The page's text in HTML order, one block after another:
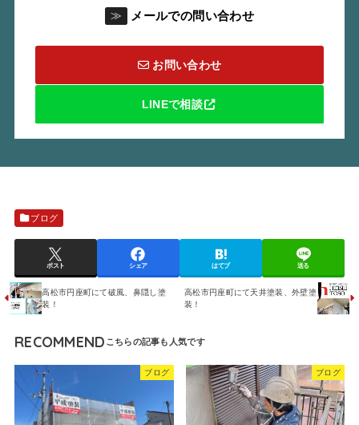
≫ メールでの問い合わせ
お問い合わせ
LINEで相談
ブログ
ポスト シェア はてブ 送る
高松市円座町にて破風、鼻隠し塗
装！
高松市円座町にて天井塗装、外壁塗
装！
RECOMMEND
ブログ ブログ